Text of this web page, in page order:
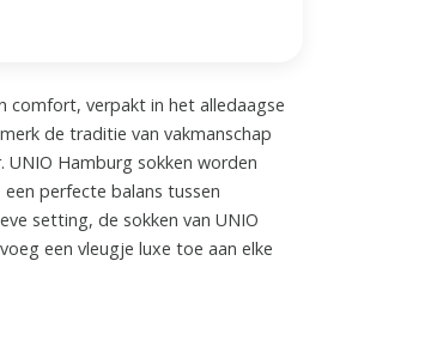
comfort, verpakt in het alledaagse
de traditie van vakmanschap
Hamburg sokken worden
perfecte balans tussen
setting, de sokken van UNIO
een vleugje luxe toe aan elke